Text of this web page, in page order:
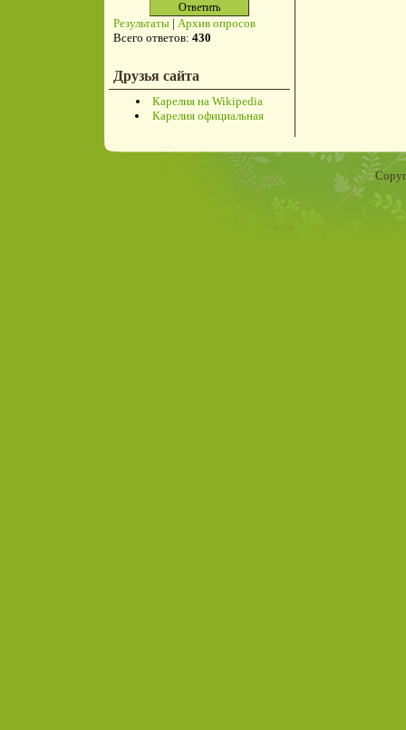
Результаты | Архив опросов
Всего ответов: 430
Друзья сайта
Карелия на Wikipedia
Карелия официальная